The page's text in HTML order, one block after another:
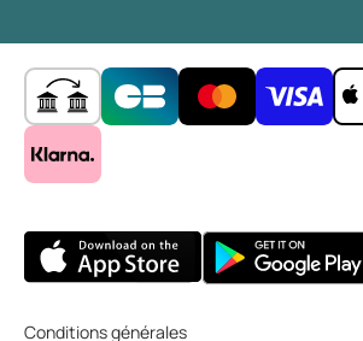
Conditions générales